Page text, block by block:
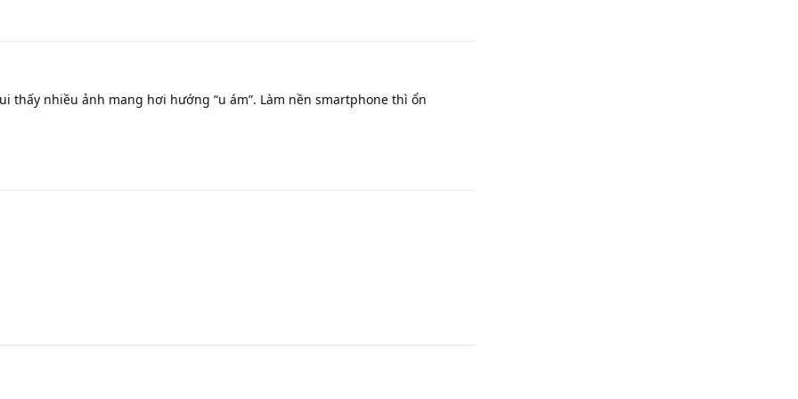
thấy nhiều ảnh mang hơi hướng “u ám”. Làm nền smartphone thì ổn